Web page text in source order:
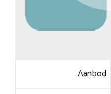
Aanbod